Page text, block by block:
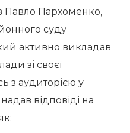
Павло Пархоменко,
суду
активно викладав
зі своєї
з аудиторією у
відповіді на